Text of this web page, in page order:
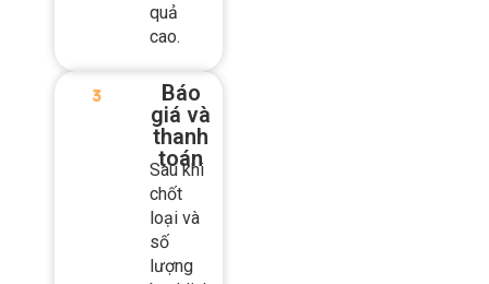
Báo
giá và
thanh
toán
Sau khi
chốt
loại và
số
lượng
backlink,
sẽ có
file báo